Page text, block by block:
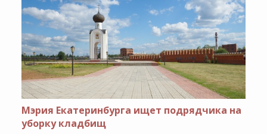
Мэрия Екатеринбурга ищет подрядчика на
уборку кладбищ